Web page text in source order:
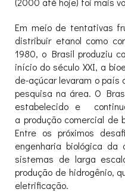
Em meio de tentativas
distribuir etanol como
1980, o Brasil produziu
início do século XXI, a
de-açúcar levaram o país
pesquisa na área. O
estabelecido e
a produção comercial de
Entre os próximos
engenharia biológica
sistemas de larga
produção de hidrogênio,
eletrificação.